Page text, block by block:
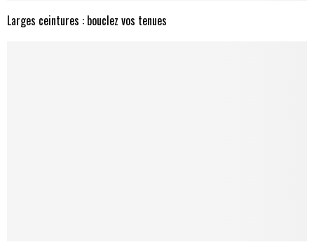
Larges ceintures : bouclez vos tenues